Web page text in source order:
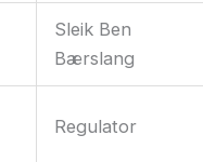
Sleik Ben
Bærslang
Regulator